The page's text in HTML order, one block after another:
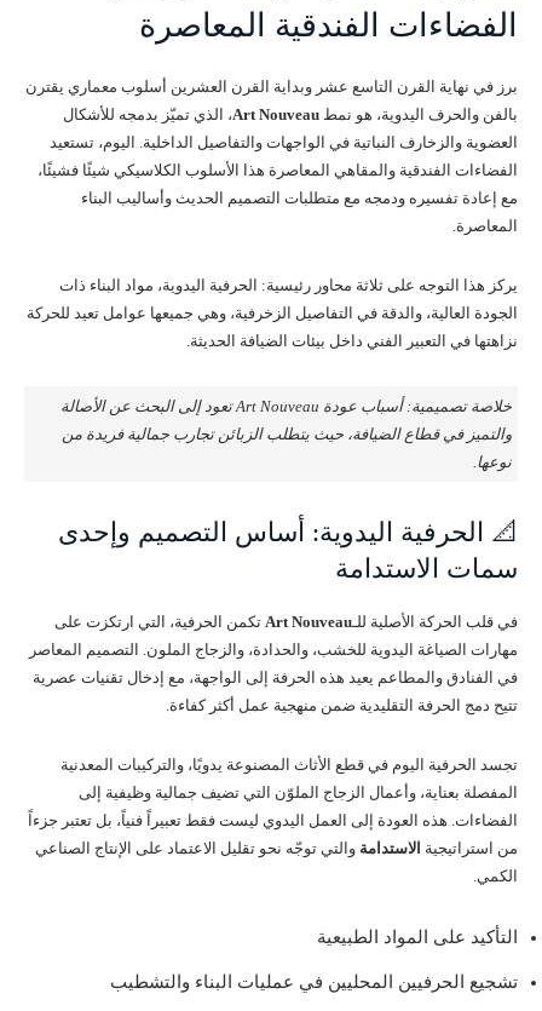
الفضاءات الفندقية المعاصرة
برز في نهاية القرن التاسع عشر وبداية القرن العشرين أسلوب معماري يقترن
بالفن والحرف اليدوية، هو نمط Art Nouveau، الذي تميّز بدمجه للأشكال
العضوية والزخارف النباتية في الواجهات والتفاصيل الداخلية. اليوم، تستعيد
الفضاءات الفندقية والمقاهي المعاصرة هذا الأسلوب الكلاسيكي شيئًا فشيئًا،
مع إعادة تفسيره ودمجه مع متطلبات التصميم الحديث وأساليب البناء
المعاصرة.
يركز هذا التوجه على ثلاثة محاور رئيسية: الحرفية اليدوية، مواد البناء ذات
الجودة العالية، والدقة في التفاصيل الزخرفية، وهي جميعها عوامل تعيد للحركة
نزاهتها في التعبير الفني داخل بيئات الضيافة الحديثة.
خلاصة تصميمية: أسباب عودة Art Nouveau تعود إلى البحث عن الأصالة
والتميز في قطاع الضيافة، حيث يتطلب الزبائن تجارب جمالية فريدة من
نوعها.
📐 الحرفية اليدوية: أساس التصميم وإحدى
سمات الاستدامة
في قلب الحركة الأصلية للـArt Nouveau تكمن الحرفية، التي ارتكزت على
مهارات الصياغة اليدوية للخشب، والحدادة، والزجاج الملون. التصميم المعاصر
في الفنادق والمطاعم يعيد هذه الحرفة إلى الواجهة، مع إدخال تقنيات عصرية
تتيح دمج الحرفة التقليدية ضمن منهجية عمل أكثر كفاءة.
تجسد الحرفية اليوم في قطع الأثاث المصنوعة يدويًا، والتركيبات المعدنية
المفصلة بعناية، وأعمال الزجاج الملوّن التي تضيف جمالية وظيفية إلى
الفضاءات. هذه العودة إلى العمل اليدوي ليست فقط تعبيراً فنياً، بل تعتبر جزءاً
من استراتيجية الاستدامة والتي توجّه نحو تقليل الاعتماد على الإنتاج الصناعي
الكمي.
التأكيد على المواد الطبيعية
تشجيع الحرفيين المحليين في عمليات البناء والتشطيب